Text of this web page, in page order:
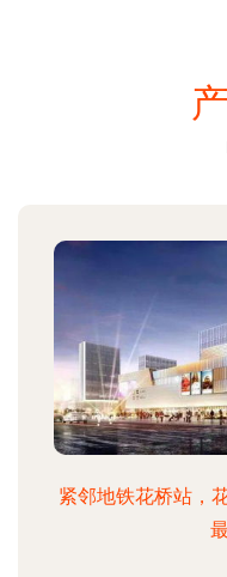
紧邻地铁花桥站，